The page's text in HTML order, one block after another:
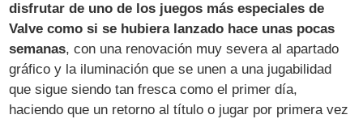
disfrutar de uno de los juegos más especiales de
Valve como si se hubiera lanzado hace unas pocas
semanas, con una renovación muy severa al apartado
gráfico y la iluminación que se unen a una jugabilidad
que sigue siendo tan fresca como el primer día,
haciendo que un retorno al título o jugar por primera vez